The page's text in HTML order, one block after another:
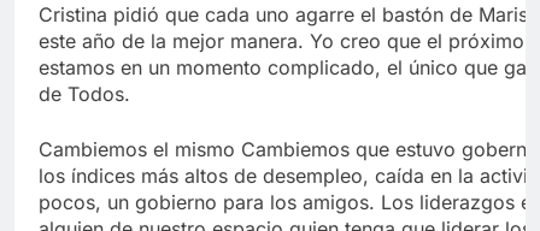
Cristina pidió que cada uno agarre el bastón de
este año de la mejor manera. Yo creo que el próximo
estamos en un momento complicado, el único que
de Todos.
Cambiemos el mismo Cambiemos que estuvo
los índices más altos de desempleo, caída en la
pocos, un gobierno para los amigos. Los liderazgos